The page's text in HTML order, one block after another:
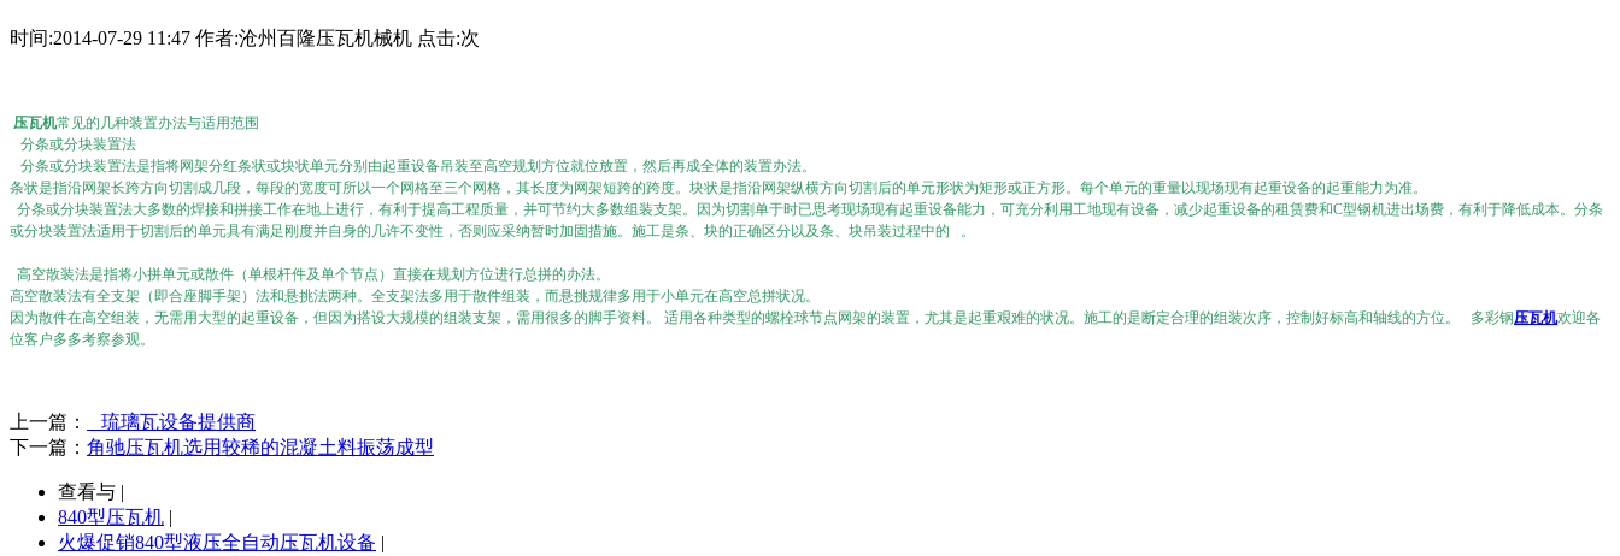
时间:2014-07-29 11:47 作者:沧州百隆压瓦机械机 点击:次
压瓦机常见的几种装置办法与适用范围
分条或分块装置法
分条或分块装置法是指将网架分红条状或块状单元分别由起重设备吊装至高空规划方位就位放置，然后再成全体的装置办法。
条状是指沿网架长跨方向切割成几段，每段的宽度可所以一个网格至三个网格，其长度为网架短跨的跨度。块状是指沿网架纵横方向切割后的单元形状为矩形或正方形。每个单元的重量以现场现有起重设备的起重能力为准。
分条或分块装置法大多数的焊接和拼接工作在地上进行，有利于提高工程质量，并可节约大多数组装支架。因为切割单于时已思考现场现有起重设备能力，可充分利用工地现有设备，减少起重设备的租赁费和C型钢机进出场费，有利于降低成本。分条
或分块装置法适用于切割后的单元具有满足刚度并自身的几许不变性，否则应采纳暂时加固措施。施工是条、块的正确区分以及条、块吊装过程中的 。
高空散装法是指将小拼单元或散件（单根杆件及单个节点）直接在规划方位进行总拼的办法。
高空散装法有全支架（即合座脚手架）法和悬挑法两种。全支架法多用于散件组装，而悬挑规律多用于小单元在高空总拼状况。
因为散件在高空组装，无需用大型的起重设备，但因为搭设大规模的组装支架，需用很多的脚手资料。 适用各种类型的螺栓球节点网架的装置，尤其是起重艰难的状况。施工的是断定合理的组装次序，控制好标高和轴线的方位。 多彩钢压瓦机欢迎各
位客户多多考察参观。
上一篇：
琉璃瓦设备提供商
下一篇： 角驰压瓦机选用较稀的混凝土料振荡成型
查看与 |
840型压瓦机 |
火爆促销840型液压全自动压瓦机设备 |